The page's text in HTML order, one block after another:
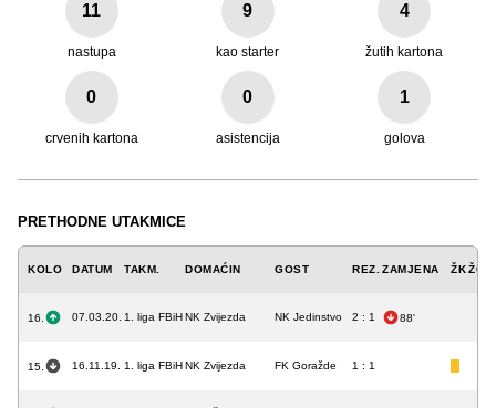
11
nastupa
9
kao starter
4
žutih kartona
0
crvenih kartona
0
asistencija
1
golova
PRETHODNE UTAKMICE
KOLO DATUM TAKM. DOMAĆIN GOST REZ. ZAMJENA ŽKŽCK
16. 07.03.20. 1. liga FBiHNK Zvijezda NK Jedinstvo 2 : 1 88'
15. 16.11.19. 1. liga FBiHNK Zvijezda FK Goražde 1 : 1